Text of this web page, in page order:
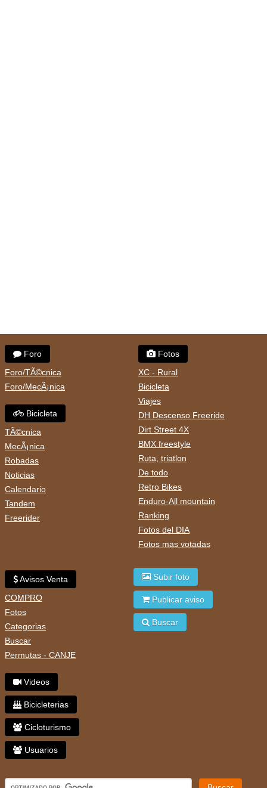
Foro
Foro/TÃ©cnica
Foro/MecÃ¡nica
Bicicleta
TÃ©cnica
MecÃ¡nica
Robadas
Noticias
Calendario
Tandem
Freerider
Fotos
XC - Rural
Bicicleta
Viajes
DH Descenso Freeride
Dirt Street 4X
BMX freestyle
Ruta, triatlon
De todo
Retro Bikes
Enduro-All mountain
Ranking
Fotos del DIA
Fotos mas votadas
Avisos Venta
COMPRO
Fotos
Categorias
Buscar
Permutas - CANJE
Videos
Bicicleterias
Cicloturismo
Usuarios
Subir foto
Publicar aviso
Buscar